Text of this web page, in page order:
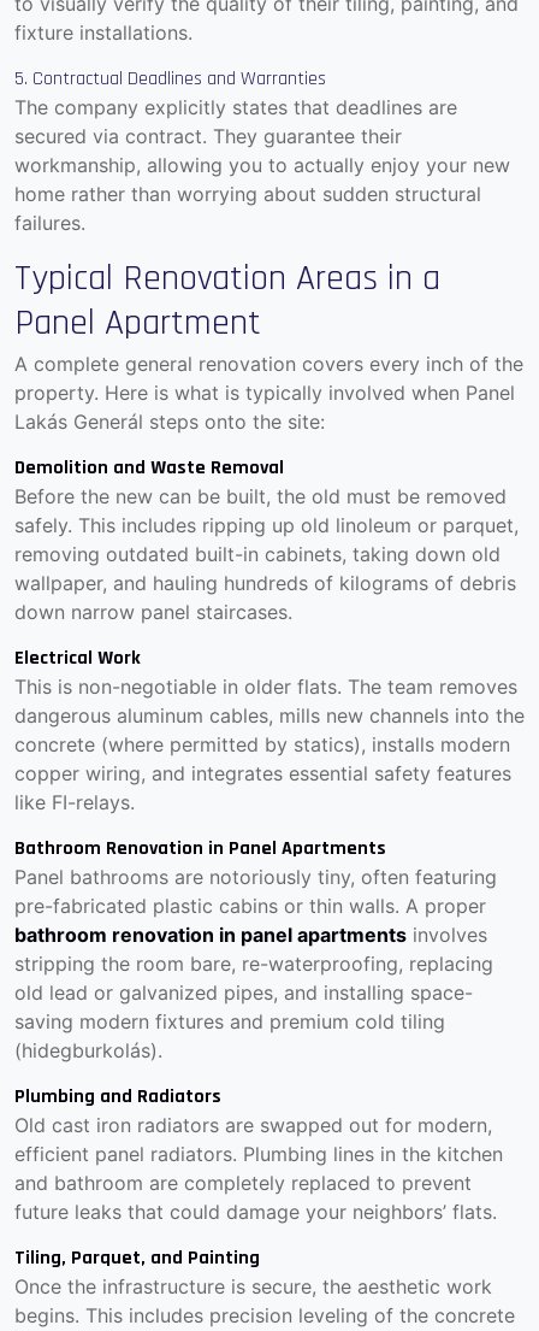
fixture installations.
5. Contractual Deadlines and Warranties
The company explicitly states that deadlines are
secured via contract. They guarantee their
workmanship, allowing you to actually enjoy your new
home rather than worrying about sudden structural
failures.
Typical Renovation Areas in a
Panel Apartment
A complete general renovation covers every inch of the
property. Here is what is typically involved when Panel
Lakás Generál steps onto the site:
Demolition and Waste Removal
Before the new can be built, the old must be removed
safely. This includes ripping up old linoleum or parquet,
removing outdated built-in cabinets, taking down old
wallpaper, and hauling hundreds of kilograms of debris
down narrow panel staircases.
Electrical Work
This is non-negotiable in older flats. The team removes
dangerous aluminum cables, mills new channels into the
concrete (where permitted by statics), installs modern
copper wiring, and integrates essential safety features
like FI-relays.
Bathroom Renovation in Panel Apartments
Panel bathrooms are notoriously tiny, often featuring
pre-fabricated plastic cabins or thin walls. A proper
bathroom renovation in panel apartments involves
stripping the room bare, re-waterproofing, replacing
old lead or galvanized pipes, and installing space-
saving modern fixtures and premium cold tiling
(hidegburkolás).
Plumbing and Radiators
Old cast iron radiators are swapped out for modern,
efficient panel radiators. Plumbing lines in the kitchen
and bathroom are completely replaced to prevent
future leaks that could damage your neighbors’ flats.
Tiling, Parquet, and Painting
Once the infrastructure is secure, the aesthetic work
begins. This includes precision leveling of the concrete